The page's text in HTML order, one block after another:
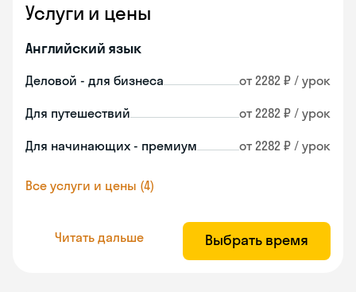
Услуги и цены
Английский язык
Деловой - для бизнеса от 2282 ₽ / урок
Для путешествий от 2282 ₽ / урок
Для начинающих - премиум от 2282 ₽ / урок
Все услуги и цены (4)
Читать дальше Выбрать время